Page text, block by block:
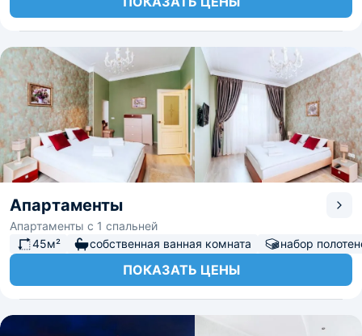
Апартаменты
Апартаменты с 1 спальней
45м²
собственная ванная комната набор
ПОКАЗАТЬ ЦЕНЫ